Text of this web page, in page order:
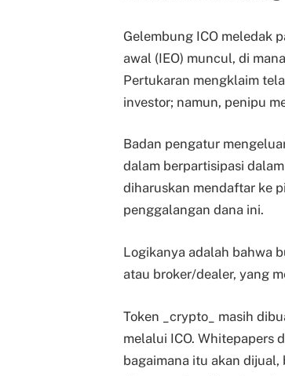
Gelembung ICO meledak
awal (IEO) muncul, di
Pertukaran mengklaim
investor; namun, penipu
Badan pengatur
dalam berpartisipasi
diharuskan mendaftar ke
penggalangan dana ini.
Logikanya adalah bahwa
atau broker/dealer, yang
Token _crypto_ masih
melalui ICO. Whitepapers
bagaimana itu akan dijual,